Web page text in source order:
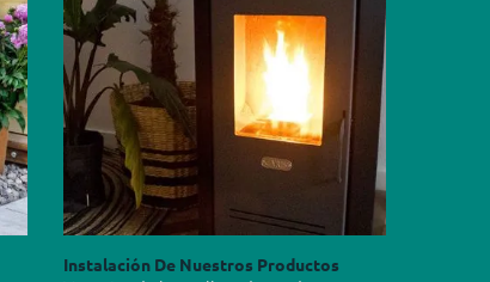
Instalación De Nuestros Productos